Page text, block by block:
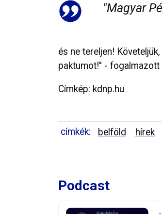
"Magyar
és ne tereljen!
paktumot!" -
Címkép: kdnp.hu
címkék: belföld hírek
Podcast